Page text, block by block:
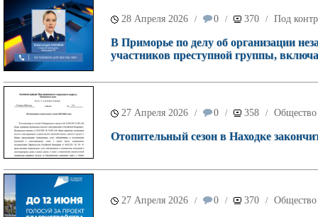
28 Апреля 2026 / 0 / 370 / Под
В Приморье по делу об организации
участников преступной группы,
27 Апреля 2026 / 0 / 358 / Общество
Отопительный сезон в Находке
27 Апреля 2026 / 0 / 370 / Общество